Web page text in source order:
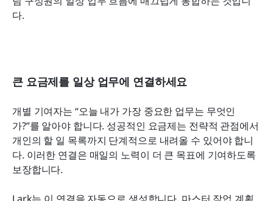
다.
큰 요금제를 일상 업무에 연결하세요
개별 기여자는 “오늘 내가 가장 중요한 업무는 무엇인
가?”를 알아야 합니다. 성공적인 요금제는 전략적 관점에서
개인의 할 일 목록까지 단계적으로 내려올 수 있어야 합니
다. 이러한 연결은 매일의 노력이 더 큰 목표에 기여하도록
보장합니다.
Lark는 이 연결을 자동으로 생성합니다. 마스터 작업 계획